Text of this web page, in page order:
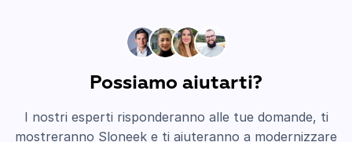
Possiamo aiutarti?
I nostri esperti risponderanno alle tue domande, ti
mostreranno Sloneek e ti aiuteranno a modernizzare